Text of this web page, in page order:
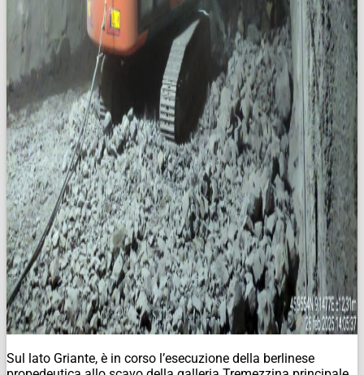
Sul lato Griante, è in corso l’esecuzione della berlinese